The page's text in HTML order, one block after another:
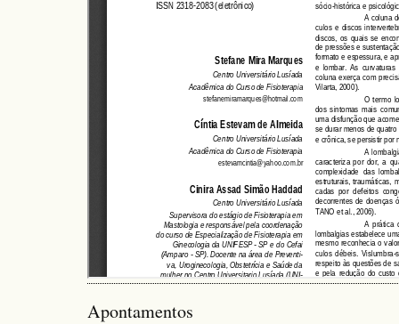
Apontamentos